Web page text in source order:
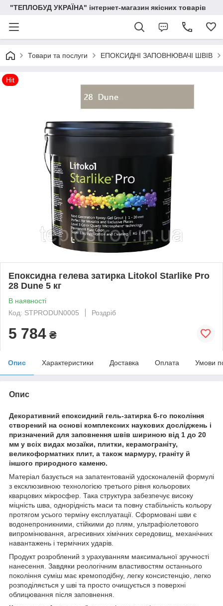
"ТЕПЛОБУД УКРАЇНА" інтернет-магазин якісних товарів
Товари та послуги ЕПОКСИДНІ ЗАПОВНЮВАЧІ ШВІВ
Hit
Епоксидна гелева затирка Litokol Starlike Pro
28 Dune 5 кг
В наявності
Код: STPRODUN0005
Роздріб
5 784 ₴
Опис Характеристики Доставка Оплата Умови
Опис
Декоративний епоксидний гель-затирка 6-го покоління
створений на основі комплексних наукових досліджень і
призначений для заповнення швів шириною від 1 до 20
мм у всіх видах мозаїки, плитки, керамограніту,
великоформатних плит, а також мармуру, граніту й
іншого природного каменю.
Матеріал базується на запатентованій удосконаленій формулі
з ексклюзивною технологією третього рівня кольорових
кварцових мікросфер. Така структура забезпечує високу
міцність шва, однорідність маси та повну стабільність кольору
протягом усього терміну експлуатації. Сформовані шви є
водонепроникними, стійкими до плям, ультрафіолетового
випромінювання, агресивних хімічних середовищ, механічних
навантажень і термічних ударів.
Продукт розроблений з урахуванням максимальної зручності
нанесення. Завдяки реологічним властивостям останнього
покоління суміш має кремоподібну, легку консистенцію, легко
розподіляється у шві та просто очищується з поверхні
облицювання після заповнення.